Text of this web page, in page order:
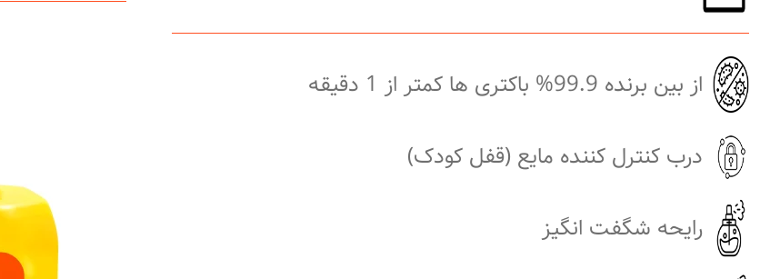
از بین برنده 99.9% باکتری ها کمتر از 1 دقیقه
درب کنترل کننده مایع (قفل کودک)
رایحه شگفت انگیز